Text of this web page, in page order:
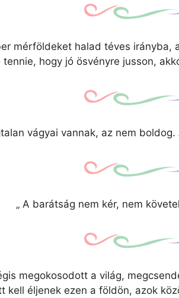
mérföldeket halad téves irányba,
tennie, hogy jó ösvényre jusson,
vágyai vannak, az nem
„ A barátság nem kér, nem
megokosodott a világ,
kell éljenek ezen a földön, azok